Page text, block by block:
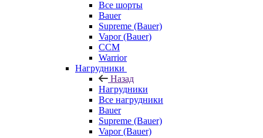
Все шорты
Bauer
Supreme (Bauer)
Vapor (Bauer)
CCM
Warrior
Нагрудники
Назад
Нагрудники
Все нагрудники
Bauer
Supreme (Bauer)
Vapor (Bauer)